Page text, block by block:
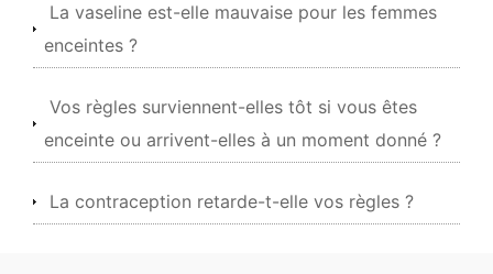
La vaseline est-elle mauvaise pour les femmes
enceintes ?
Vos règles surviennent-elles tôt si vous êtes
enceinte ou arrivent-elles à un moment donné ?
La contraception retarde-t-elle vos règles ?